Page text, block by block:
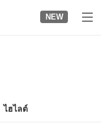
NEW
ไฮไลต์